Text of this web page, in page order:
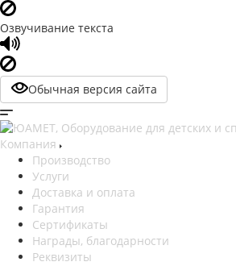
Озвучивание текста
Обычная версия сайта
Компания
Производство
Услуги
Доставка и оплата
Гарантия
Сертификаты
Награды, благодарности
Реквизиты